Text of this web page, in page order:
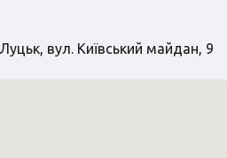
вул. Київський майдан, 9